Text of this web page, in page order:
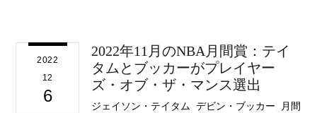
2022
12
6
2022年11月のNBA月間賞：テイ
タムとブッカーがプレイヤー
ズ・オブ・ザ・マンス選出
ジェイソン・テイタム ,デビン・ブッカー
月間